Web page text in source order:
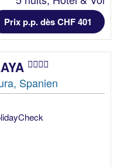
Prix p.p. dès CHF 401
Spanien